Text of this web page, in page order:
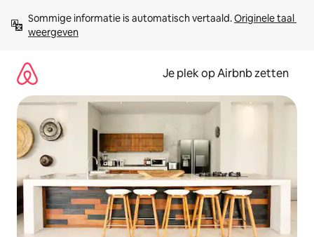
direct
naar
Sommige informatie is automatisch vertaald. Originele taal
weergeven
Je plek op Airbnb zetten